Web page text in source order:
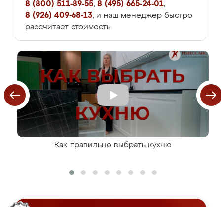
8 (800) 511-89-55, 8 (495) 665-24-01,
8 (926) 409-68-13, и наш менеджер быстро
рассчитает стоимость.
Как правильно выбрать кухню